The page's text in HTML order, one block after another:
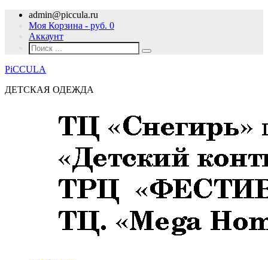
admin@piccula.ru
Моя Корзина - руб. 0
Аккаунт
PiCCULA
ДЕТСКАЯ ОДЕЖДА